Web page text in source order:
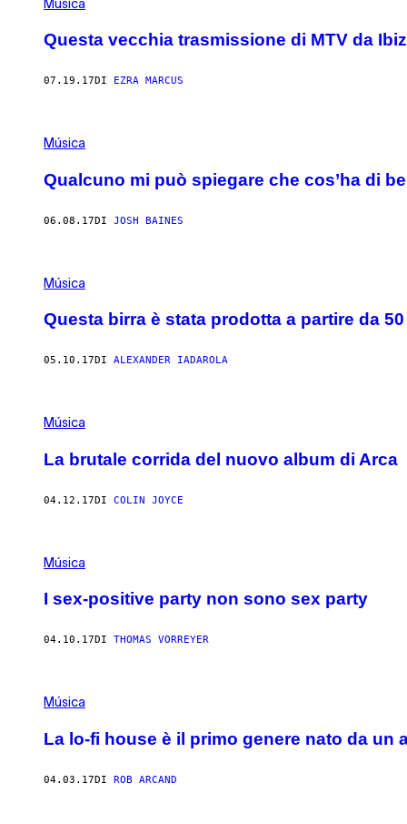
Música
Questa vecchia trasmissione di MTV da
07.19.17DI EZRA MARCUS
Música
Qualcuno mi può spiegare che cos’ha di
06.08.17DI JOSH BAINES
Música
Questa birra è stata prodotta a partire da
05.10.17DI ALEXANDER IADAROLA
Música
La brutale corrida del nuovo album di Arca
04.12.17DI COLIN JOYCE
Música
I sex-positive party non sono sex party
04.10.17DI THOMAS VORREYER
Música
La lo-fi house è il primo genere nato da un
04.03.17DI ROB ARCAND